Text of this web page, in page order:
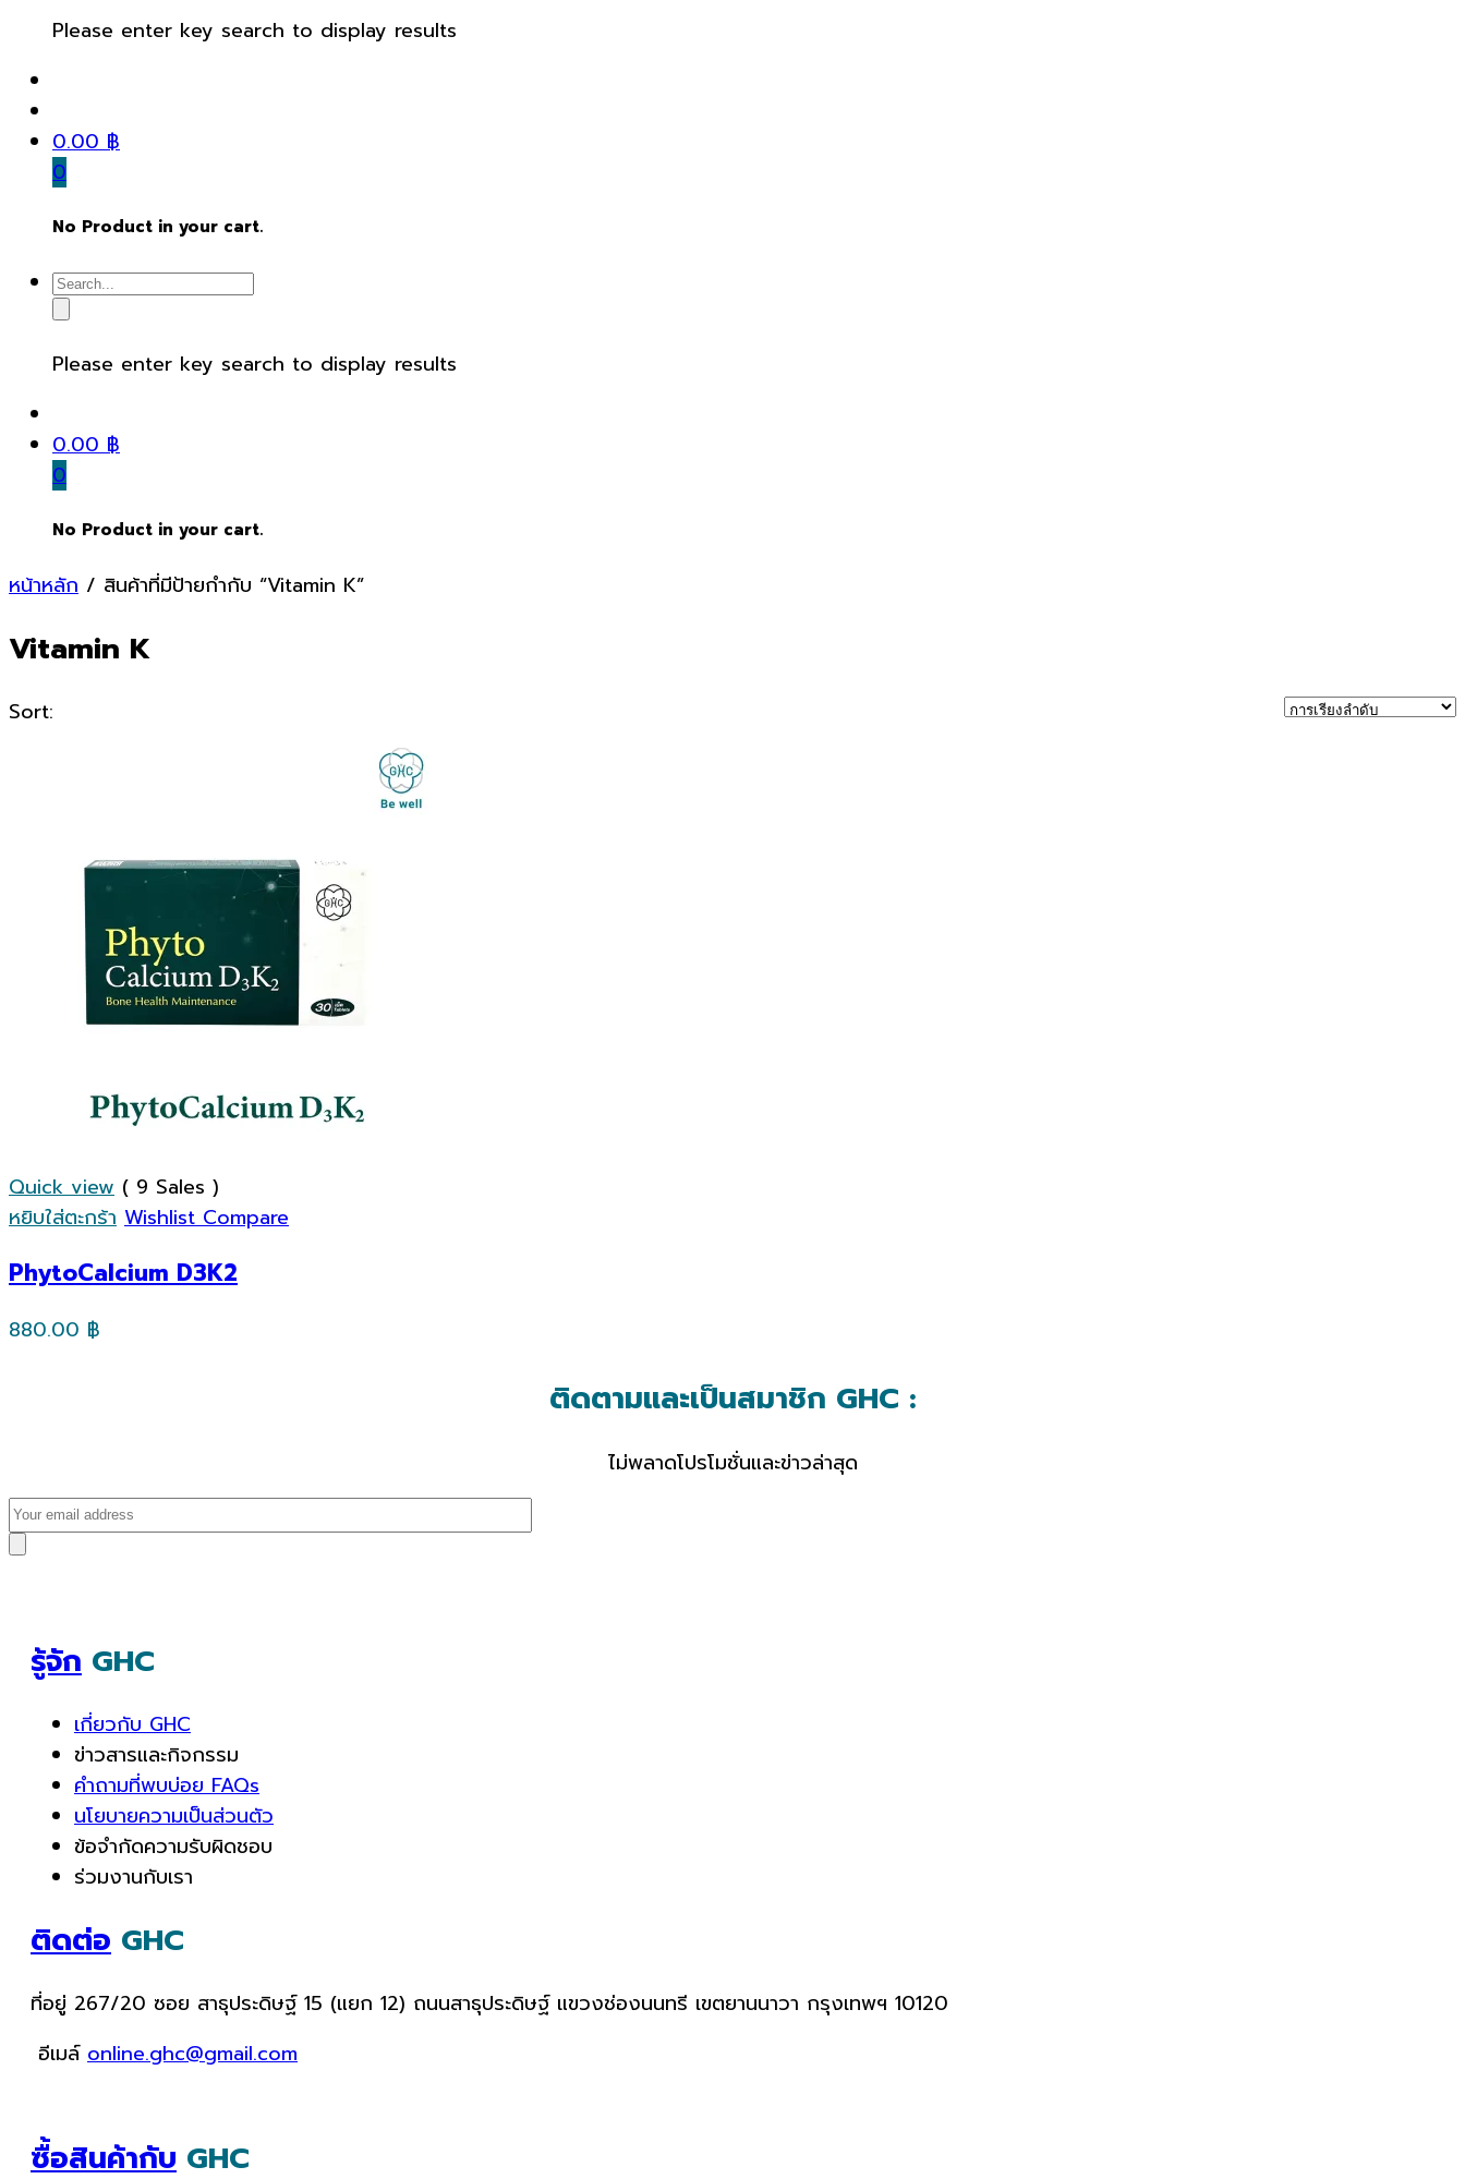
Please enter key search to display results
0.00฿
0
No Product in your cart.
Please enter key search to display results
0.00฿
0
No Product in your cart.
หน้าหลัก / สินค้าที่มีป้ายกำกับ “Vitamin K”
Vitamin K
Sort:
Quick view ( 9 Sales )
หยิบใส่ตะกร้า Wishlist Compare
PhytoCalcium D3K2
880.00 ฿
ติดตามและเป็นสมาชิก GHC :
ไม่พลาดโปรโมชั่นและข่าวล่าสุด
รู้จัก GHC
เกี่ยวกับ GHC
ข่าวสารและกิจกรรม
คำถามที่พบบ่อย FAQs
นโยบายความเป็นส่วนตัว
ข้อจำกัดความรับผิดชอบ
ร่วมงานกับเรา
ติดต่อ GHC
ที่อยู่ 267/20 ซอย สาธุประดิษฐ์ 15 (แยก 12) ถนนสาธุประดิษฐ์ แขวงช่องนนทรี เขตยานนาวา กรุงเทพฯ 10120
อีเมล์ online.ghc@gmail.com
ซื้อสินค้ากับ GHC